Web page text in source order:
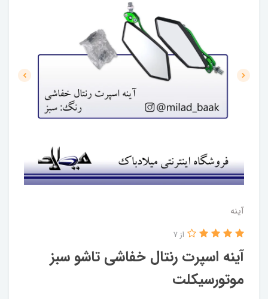
آینه
آینه اسپرت رنتال خفاشی تاشو سبز
موتورسیکلت
از 7